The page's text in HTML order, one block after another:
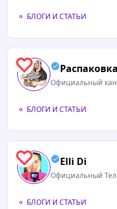
БЛОГИ И СТАТЬИ
1
Официальный
БЛОГИ И СТАТЬИ
1 Elli Di
Официальный
БЛОГИ И СТАТЬИ